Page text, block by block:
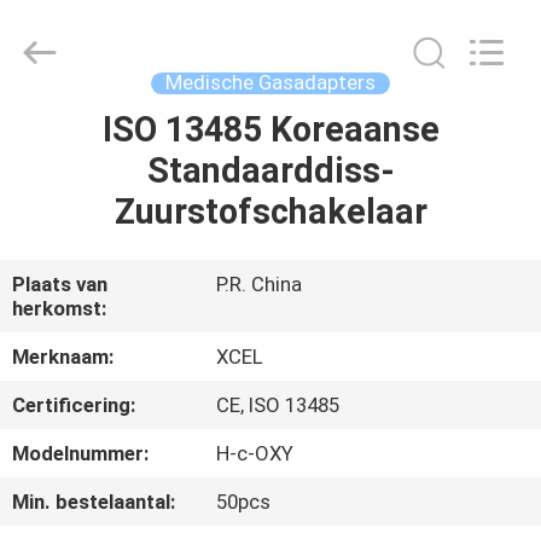
PRODUCTEN
ONGEVEER
ONS
FABRIEKSREIS
Ltd..
Medische Gasadapters
ISO 13485 Koreaanse
Standaarddiss-
Zuurstofschakelaar
Plaats van
herkomst:
P.R. China
Merknaam:
XCEL
Certificering:
CE, ISO 13485
Modelnummer:
H-c-OXY
Min. bestelaantal:
50pcs